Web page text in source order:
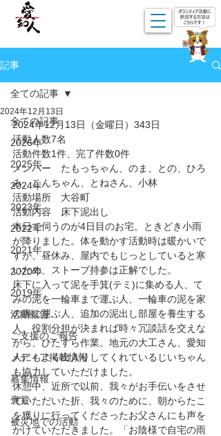
記事
全ての記事
2026年
2025年
2024年
2023年
2022年
2021年
2020年
2019年
活動報告
ご支援のご報告
メディア掲載情報
募集情報
褒賞
被災地での活動
全ての記事
2024年12月13日
2024年12月13日（金曜日）343日
活動人数7名
活動件数1件、完了件数0件
メンバー　たもっちゃん、のま、との、ひろ
み、こんちゃん、とねさん、小林
活動場所　大谷町
活動内容　床下泥出し
本日で伺うのが4日目のお宅。ときどき小雨
が降りました。体を動かす活動時は暖かいで
すが、昼休み、屋内でもじっとしていると寒
いため、ストーブ持参は正解でした。
床下に入って泥を手箕(テミ)に集める人、て
みの泥を一輪車まで運ぶ人、一輪車の泥を家
の裏に運ぶ人、追加の泥出し部屋を養生する
人。役割分担が決まれば時々冗談話を交えな
がら、ひたすら作業。地元の大工さん、愛知
人にもよく出入りしてくれているじいちゃん
も協力していただけました。
休憩中、近所で以前、我々がお手伝いをさせ
ていただいた折、我々のために、朝からたこ
を獲りに行ってくださったお父さんにも声を
かけていただきました。「お陰様で自宅の雨